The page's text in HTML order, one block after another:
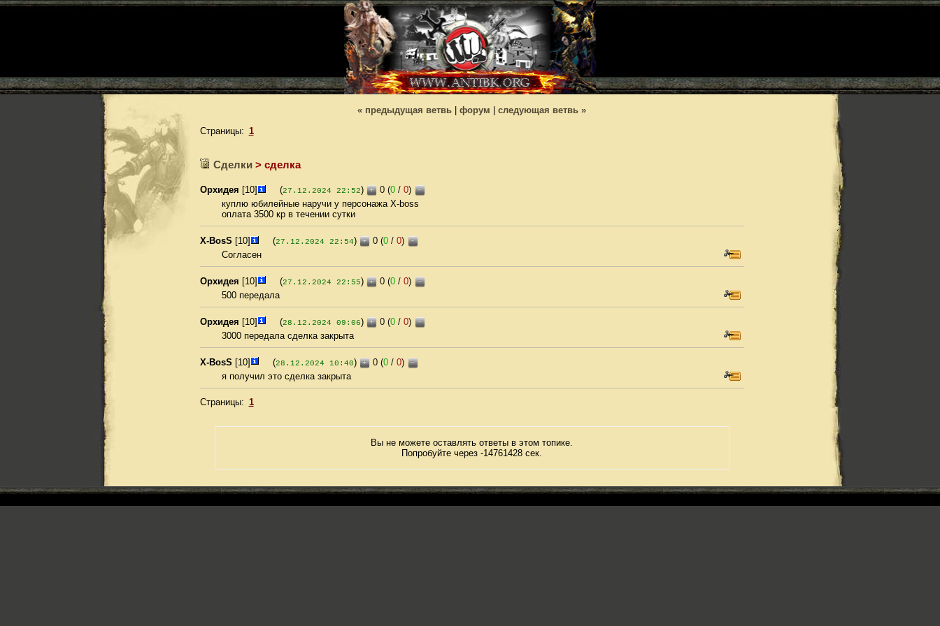
« предыдущая ветвь форум
следующая ветвь »
Страницы: 1
Сделки> сделка
Орхидея [10] (27.12.2024 22:52) + 0 (0/ 0) -
куплю юбилейные наручи у персонажа Х-boss
оплата 3500 кр в течении сутки
X-BosS [10] (27.12.2024 22:54) + 0 (0/ 0) -
Согласен
Орхидея [10] (27.12.2024 22:55) + 0 (0/ 0) -
500 передала
Орхидея [10] (28.12.2024 09:06) + 0 (0/ 0) -
3000 передала сделка закрыта
X-BosS [10] (28.12.2024 10:40) + 0 (0/ 0) -
я получил это сделка закрыта
Страницы: 1
Вы не можете оставлять ответы в этом топике.
Попробуйте через -14761428 сек.